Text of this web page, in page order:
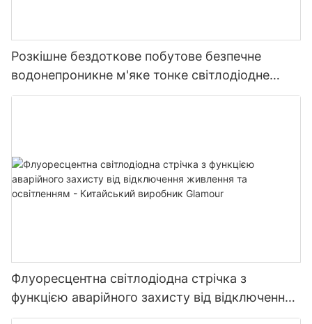
Розкішне бездоткове побутове безпечне
водонепроникне м'яке тонке світлодіодне
освітлення 24 В 2,08 см ріжучий блок
Флуоресцентна світлодіодна стрічка з
функцією аварійного захисту від відключення
живлення та освітленням - Китайський